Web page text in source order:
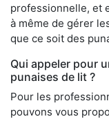
professionnelle, et
à même de gérer
que ce soit des
Qui appeler pour
punaises de lit ?
Pour les
pouvons vous